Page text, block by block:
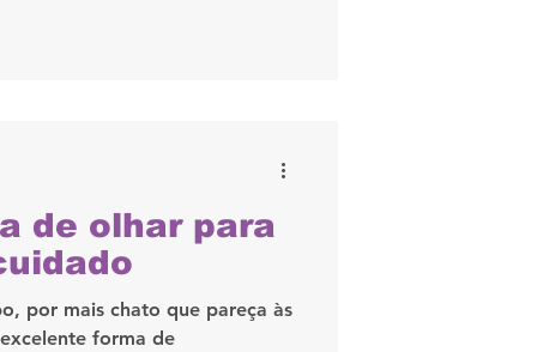
de olhar para
por mais chato que pareça às
forma de